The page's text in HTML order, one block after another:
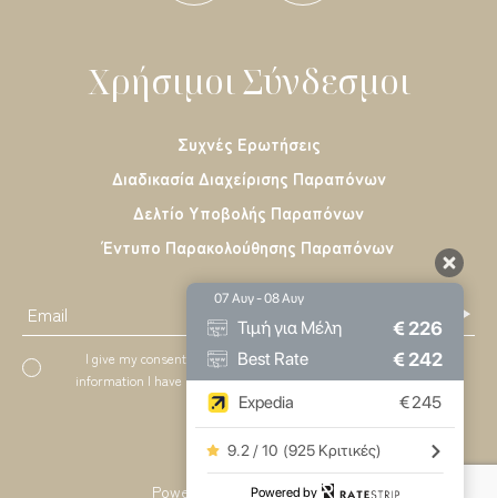
Χρήσιμοι Σύνδεσμοι
Συχνές Ερωτήσεις
Διαδικασία Διαχείρισης Παραπόνων
Δελτίο Υποβολής Παραπόνων
Έντυπο Παρακολούθησης Παραπόνων
I give my consent to to be in touch with me via email using the
information I have provided in this form for the purpose of news,
updates and marketing.
Levantes, Ios
Powered by: About Hotelier
07 Αυγ - 08 Αυγ
Τιμή για Μέλη € 226
Best Rate € 242
Expedia €245
9.2 / 10 (925 Κριτικές)
Powered by